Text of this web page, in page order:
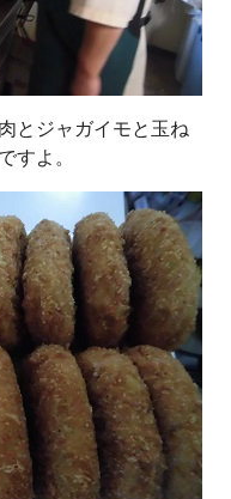
とジャガイモと玉ね
すよ。